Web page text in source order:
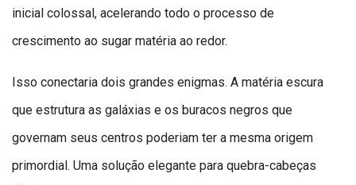
inicial colossal, acelerando todo o processo de
crescimento ao sugar matéria ao redor.
Isso conectaria dois grandes enigmas. A matéria escura
que estrutura as galáxias e os buracos negros que
governam seus centros poderiam ter a mesma origem
primordial. Uma solução elegante para quebra-cabeças